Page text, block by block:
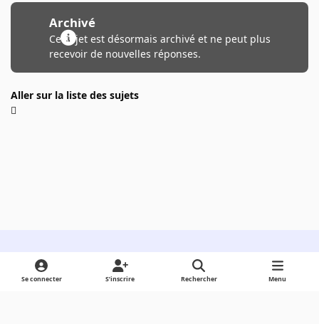
Archivé
Ce sujet est désormais archivé et ne peut plus
recevoir de nouvelles réponses.
Aller sur la liste des sujets
Light ModeDark ModeSystem Preference
Se connecter S’inscrire Rechercher Menu